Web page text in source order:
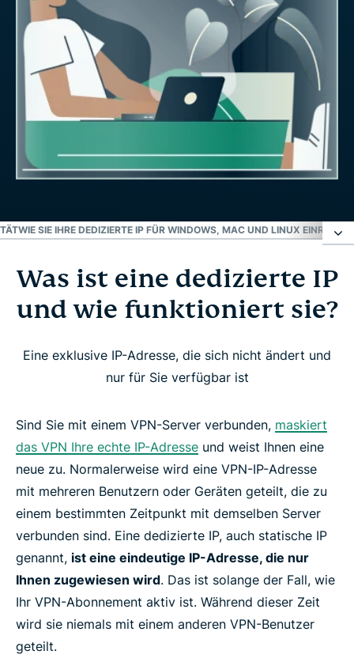
WIE SIE IHRE DEDIZIERTE IP FÜR WINDOWS, MAC UND LINUX
Was ist eine dedizierte IP und wie funktioniert
Wie man eine dedizierte IP-Adresse von
ExpressVPN bekommt
Wie ExpressVPNs dedizierte IP Ihre Privatsphäre
schützt
Geräte- und Plattform-Kompatibilität
Wie Sie Ihre dedizierte IP für Windows, Mac und
Linux einrichten
Was ist eine dedizierte IP
und wie funktioniert sie?
Eine exklusive IP-Adresse, die sich nicht ändert und
nur für Sie verfügbar ist
Sind Sie mit einem VPN-Server verbunden, maskiert
das VPN Ihre echte IP-Adresse und weist Ihnen eine
neue zu. Normalerweise wird eine VPN-IP-Adresse
mit mehreren Benutzern oder Geräten geteilt, die zu
einem bestimmten Zeitpunkt mit demselben Server
verbunden sind. Eine dedizierte IP, auch statische IP
genannt, ist eine eindeutige IP-Adresse, die nur
Ihnen zugewiesen wird. Das ist solange der Fall, wie
Ihr VPN-Abonnement aktiv ist. Während dieser Zeit
wird sie niemals mit einem anderen VPN-Benutzer
geteilt.